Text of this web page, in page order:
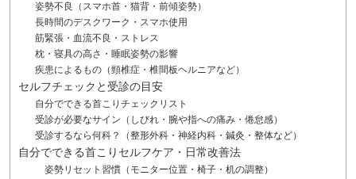
姿勢不良（スマホ首・猫背・前傾姿勢）
長時間のデスクワーク・スマホ使用
筋緊張・血流不良・ストレス
枕・寝具の高さ・睡眠姿勢の影響
疾患によるもの（頸椎症・椎間板ヘルニアなど）
セルフチェックと受診の目安
自分でできる首こりチェックリスト
受診が必要なサイン（しびれ・腕や指への痛み・倦怠感）
受診するなら何科？（整形外科・神経内科・鍼灸・整体など）
自分でできる首こりセルフケア・日常改善法
姿勢リセット習慣（モニター位置・椅子・机の調整）